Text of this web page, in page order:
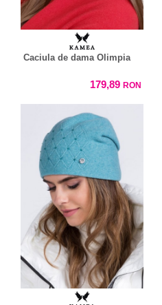
Caciula de dama Olimpia
179,89 RON